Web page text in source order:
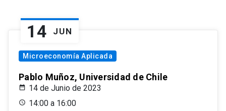
14 JUN
Microeconomía Aplicada
Pablo Muñoz, Universidad de Chile
14 de Junio de 2023
14:00 a 16:00